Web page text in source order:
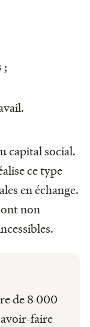
;
capital social.
ce type
en échange.
non
de 8 000
faire